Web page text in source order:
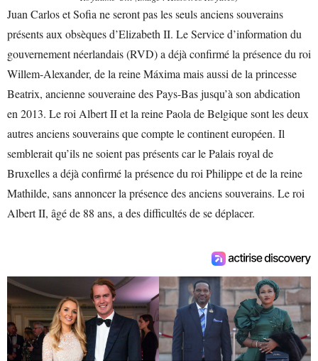
Juan Carlos et Sofia ne seront pas les seuls anciens souverains
présents aux obsèques d’Elizabeth II. Le Service d’information du
gouvernement néerlandais (RVD) a déjà confirmé la présence du roi
Willem-Alexander, de la reine Máxima mais aussi de la princesse
Beatrix, ancienne souveraine des Pays-Bas jusqu’à son abdication
en 2013. Le roi Albert II et la reine Paola de Belgique sont les deux
autres anciens souverains que compte le continent européen. Il
semblerait qu’ils ne soient pas présents car le Palais royal de
Bruxelles a déjà confirmé la présence du roi Philippe et de la reine
Mathilde, sans annoncer la présence des anciens souverains. Le roi
Albert II, âgé de 88 ans, a des difficultés de se déplacer.